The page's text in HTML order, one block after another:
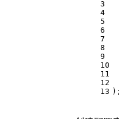
3
4
5
6
7
8
9
10
11
12
13 );